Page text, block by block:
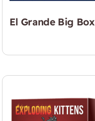
El Grande Big Box